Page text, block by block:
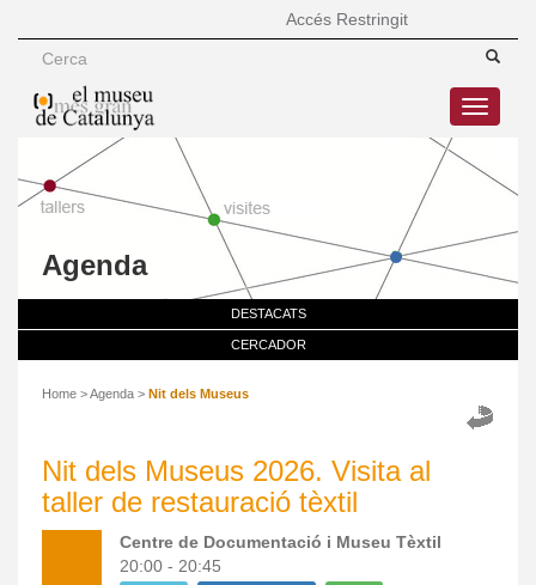
Accés Restringit
Toggle
Agenda
DESTACATS
CERCADOR
Home >Agenda > Nit dels Museus
Nit dels Museus 2026. Visita al
taller de restauració tèxtil
Centre de Documentació i Museu Tèxtil
20:00 - 20:45